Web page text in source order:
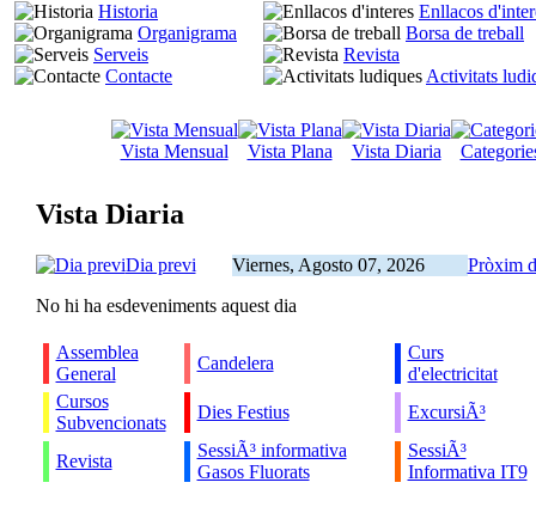
Historia
Organigrama
Serveis
Contacte
Enllacos
Borsa de treball
Revista
Activitats
Vista Mensual Vista Plana Vista Diaria
Vista Diaria
Dia previ Viernes, Agosto 07, 2026
Pròxim
No hi ha esdeveniments aquest dia
Assemblea
General
Candelera
Curs
d'electricitat
Cursos
Subvencionats
Dies Festius ExcursiÃ³
Revista
SessiÃ³ informativa
Gasos Fluorats
SessiÃ³
Informativa IT9